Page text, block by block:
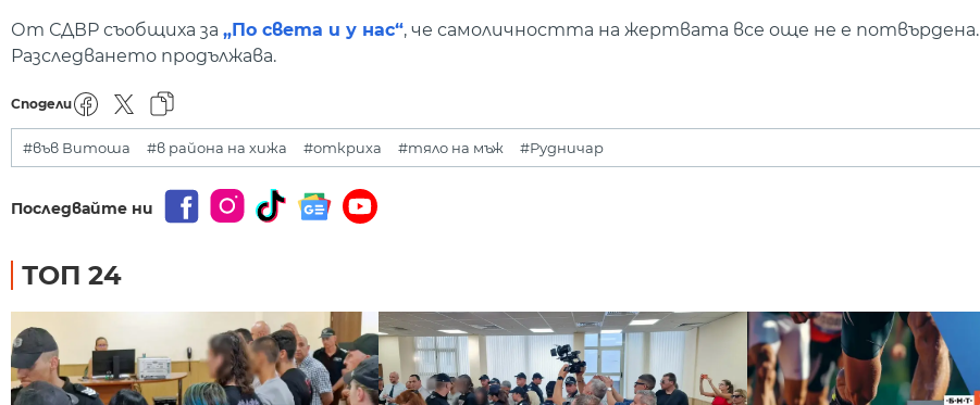
От СДВР съобщиха за „По света и у нас“, че самоличността на жертвата все още не е потвърдена.
Разследването продължава.
Сподели
#във Витоша #в района на хижа #откриха #тяло на мъж #Рудничар
Последвайте ни
ТОП 24